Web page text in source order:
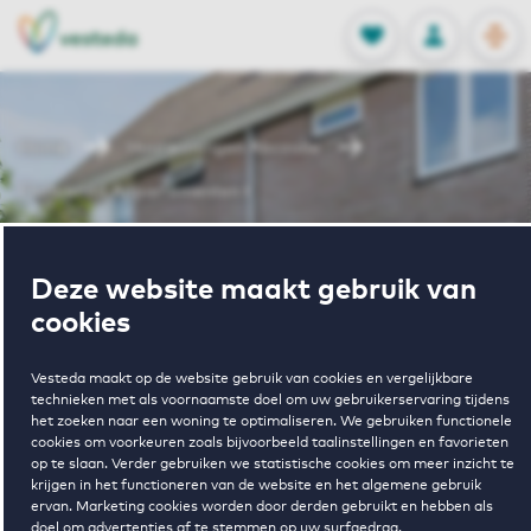
Deze website maakt gebruik van
cookies
Vesteda maakt op de website gebruik van cookies en vergelijkbare
technieken met als voornaamste doel om uw gebruikerservaring tijdens
het zoeken naar een woning te optimaliseren. We gebruiken functionele
cookies om voorkeuren zoals bijvoorbeeld taalinstellingen en favorieten
op te slaan. Verder gebruiken we statistische cookies om meer inzicht te
krijgen in het functioneren van de website en het algemene gebruik
ervan. Marketing cookies worden door derden gebruikt en hebben als
FAVORIETEN
Opgeslagen
INLOGGEN
NL
EN
Huurwoningen Abcoude
Fluitekruid Appartementen I
Wonen in
Fluitekruid
Appartementen
I